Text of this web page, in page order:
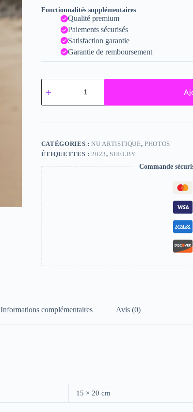
Fonctionnalités supplémentaires
Qualité premium
Paiements sécurisés
Satisfaction garantie
Garantie de remboursement
quantité
de
CATÉGORIES :NU ARTISTIQUE,PHOTOS
ÉTIQUETTES : 2023, SHELBY
Commande
Informations complémentaires Avis (0)
15 × 20 cm